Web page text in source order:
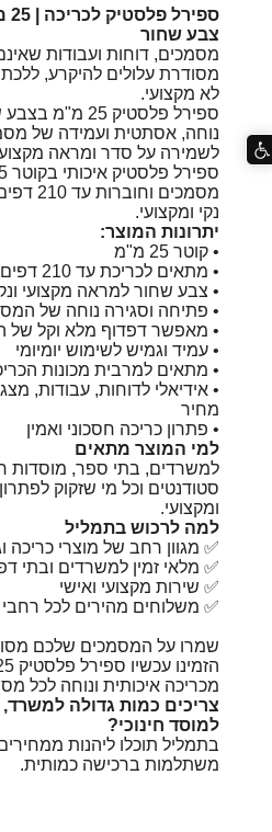
צבע שחור
מסמכים, דוחות ועבודות
מסודרת עלולים להיקרע, ללכת
לא מקצועי.
ספירל פלסטיק
לשמירה על סדר ומראה
מסמכים
נקי ומקצועי.
יתרונות המוצר:
• קוטר 25 מ"מ
• מתאים לכריכת עד 210 דפים
• צבע שחור למראה מקצועי
• פתיחה וסגירה נוחה של
• מאפשר דפדוף מלא וקל של
• עמיד וגמיש לשימוש יומיומי
• מתאים למרבית מכונות
• אידיאלי לדוחות, עבודות,
מחיר
• פתרון כריכה חסכוני ואמין
למי המוצר מתאים
למשרדים, בתי ספר, מוסדות
סטודנטים וכל מי שזקוק
ומקצועי.
למה לרכוש בתמליל
✅ מגוון רחב של מוצרי כריכה
✅ מלאי זמין למשרדים ובתי
✅ שירות מקצועי ואישי
✅ משלוחים מהירים לכל
שמרו על המסמכים שלכם
מכריכה איכותית ונוחה לכל
צריכים כמות גדולה
למוסד חינוכי?
בתמליל תוכלו ליהנות
משתלמות ברכישה כמותית.